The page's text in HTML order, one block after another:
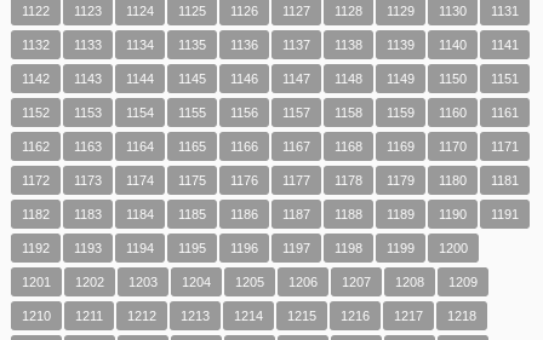
1122 1123 1124 1125 1126 1127 1128 1129 1130 1131
1132 1133 1134 1135 1136 1137 1138 1139 1140 1141
1142 1143 1144 1145 1146 1147 1148 1149 1150 1151
1152 1153 1154 1155 1156 1157 1158 1159 1160 1161
1162 1163 1164 1165 1166 1167 1168 1169 1170 1171
1172 1173 1174 1175 1176 1177 1178 1179 1180 1181
1182 1183 1184 1185 1186 1187 1188 1189 1190 1191
1192 1193 1194 1195 1196 1197 1198 1199 1200
1201 1202 1203 1204 1205 1206 1207 1208 1209
1210 1211 1212 1213 1214 1215 1216 1217 1218